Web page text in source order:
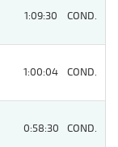
1:09:30 COND.
1:00:04 COND.
0:58:30 COND.